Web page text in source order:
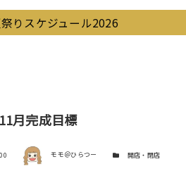
りスケジュール2026
月完成目標
著者 モモ＠ひらつー カテゴリー開店・閉店